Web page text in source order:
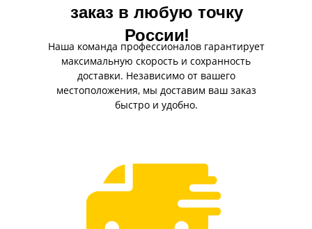
заказ в любую точку
России!
Наша команда профессионалов гарантирует
максимальную скорость и сохранность
доставки. Независимо от вашего
местоположения, мы доставим ваш заказ
быстро и удобно.